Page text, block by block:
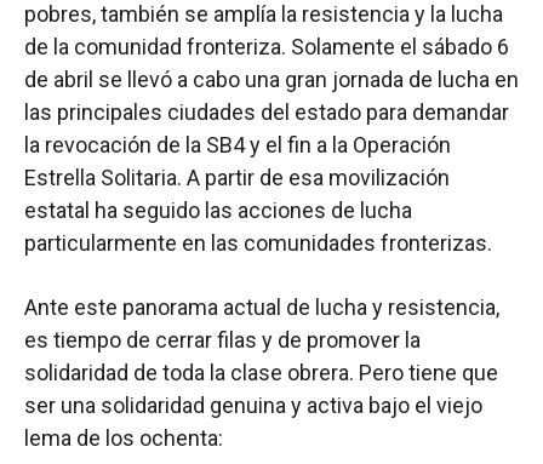
pobres, también se amplía la resistencia y la lucha
de la comunidad fronteriza. Solamente el sábado 6
de abril se llevó a cabo una gran jornada de lucha en
las principales ciudades del estado para demandar
la revocación de la SB4 y el fin a la Operación
Estrella Solitaria. A partir de esa movilización
estatal ha seguido las acciones de lucha
particularmente en las comunidades fronterizas.
Ante este panorama actual de lucha y resistencia,
es tiempo de cerrar filas y de promover la
solidaridad de toda la clase obrera. Pero tiene que
ser una solidaridad genuina y activa bajo el viejo
lema de los ochenta: